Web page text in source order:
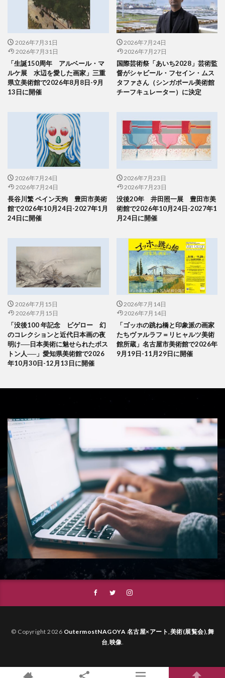
2026年7月31日
2026年7月31日
「生誕150周年 アルベール・マ
ルケ展 水辺を愛した画家」三重
県立美術館で2026年8月8日-9月
13日に開催
2026年7月24日
2026年7月27日
国際芸術祭「あいち2028」芸術監
督がシャビール・フセイン・ムス
タファさん（シンガポール美術館
チーフキュレーター）に決定
2026年7月24日
2026年7月24日
長谷川繁 ペイン天狗 豊田市美術
館で2026年10月24日-2027年1月
24日に開催
2026年7月23日
2026年7月23日
没後20年 井田照一展 豊田市美
術館で2026年10月24日-2027年1
月24日に開催
2026年7月15日
2026年7月15日
「没後100 年記念 ビゲロー 幻
のコレクションと近代日本画の夜
明け──日本美術に魅せられたボス
トン人──」愛知県美術館で2026
年10月30日-12月13日に開催
2026年7月14日
2026年7月14日
「ゴッホの跳ね橋と印象派の画家
たちヴァルラフ＝リヒャルツ美術
館所蔵」名古屋市美術館で2026年
9月19日-11月29日に開催
© Copyright 2026 OutermostNAGOYA 名古屋×アート,美術(展覧会),舞
台,映像